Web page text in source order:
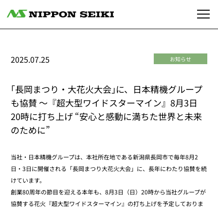
お知らせ
2025.07.25
｢長岡まつり・大花火大会｣に、日本精機グループ
も協賛 ～『超大型ワイドスターマイン』8月3日
20時に打ち上げ “安心と感動に満ちた世界と未来
のために”
当社・日本精機グループは、本社所在地である新潟県長岡市で毎年8月2
日・3日に開催される「長岡まつり大花火大会」に、長年にわたり協賛を続
けています。
創業80周年の節目を迎える本年も、8月3日（日）20時から当社グループが
協賛する花火『超大型ワイドスターマイン』の打ち上げを予定しておりま